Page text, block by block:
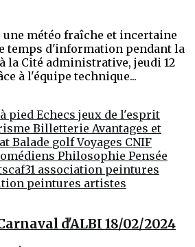
une météo fraîche et incertaine
temps d'information pendant la
la Cité administrative, jeudi 12
à l'équipe technique...
pied Echecs jeux de l'esprit
Billetterie Avantages et
Balade golfVoyages CNIF
Philosophie Pensée
association peintures
peintures artistes
d'ALBI 18/02/2024